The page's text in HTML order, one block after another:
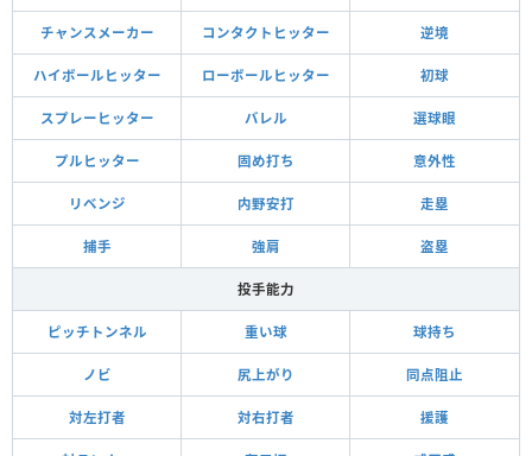
チャンスメーカー コンタクトヒッター 逆境
ハイボールヒッター ローボールヒッター 初球
スプレーヒッター バレル 選球眼
プルヒッター 固め打ち 意外性
リベンジ 内野安打 走塁
捕手 強肩 盗塁
投手能力
ピッチトンネル 重い球 球持ち
ノビ 尻上がり 同点阻止
対左打者 対右打者 援護